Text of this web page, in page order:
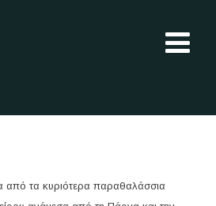
από τα κυριότερα παραθαλάσσια